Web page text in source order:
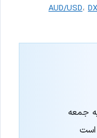
AUD/USD،
جمعه
است